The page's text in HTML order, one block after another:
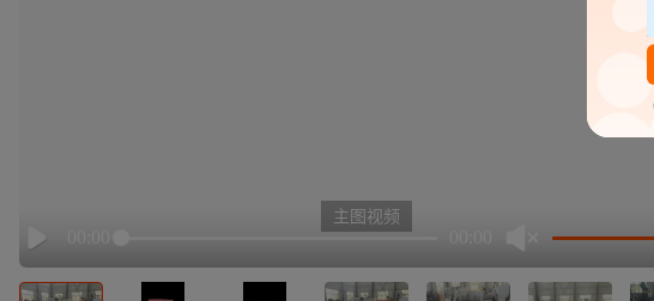
Play
主图视频